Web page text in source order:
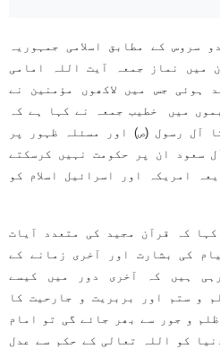
سروس کے مطابق اسلامی جمہوریہ
میں نماز جمعہ آیت اللہ امامی
ہوئی جس میں لاکھوں مؤمنین نے
میں خطیب جمعہ نے کہا ہے کہ
آل رسول (ص) اور مسئلہ ظہور پر
سعود ان پر حکومت نہیں کرسکتے
امریکہ اور اسرائیل اسلام کو
کہ قرآن مجید کی متعدد آیات
کی بشارت اور آخری زمانے کے
ہیں کہ آخری دور میں کیسے
و ستم اور بربریت و جارحیت کا
و جور سے بھر جائے گی تو امام
کو اللہ تعالی کے حکم سے عدل